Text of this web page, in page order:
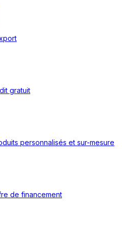
gratuit
personnalisés et sur-mesure
de financement